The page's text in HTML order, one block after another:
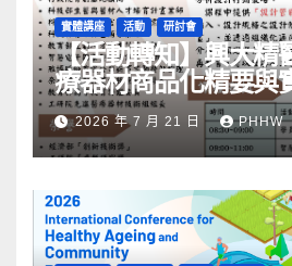
實體講座 活動 研討會
【活動轉知】興大精
療器材商品化精要與
2026 年 7 月 21 日 PHHW